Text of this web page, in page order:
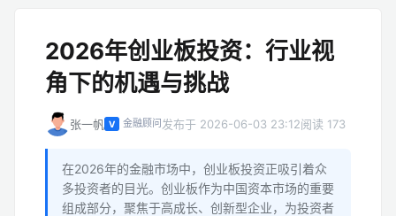
2026年创业板投资：行业视
角下的机遇与挑战
张一帆 V 金融顾问 发布于 2026-06-03 23:12阅读 173
在2026年的金融市场中，创业板投资正吸引着众
多投资者的目光。创业板作为中国资本市场的重要
组成部分，聚焦于高成长、创新型企业，为投资者